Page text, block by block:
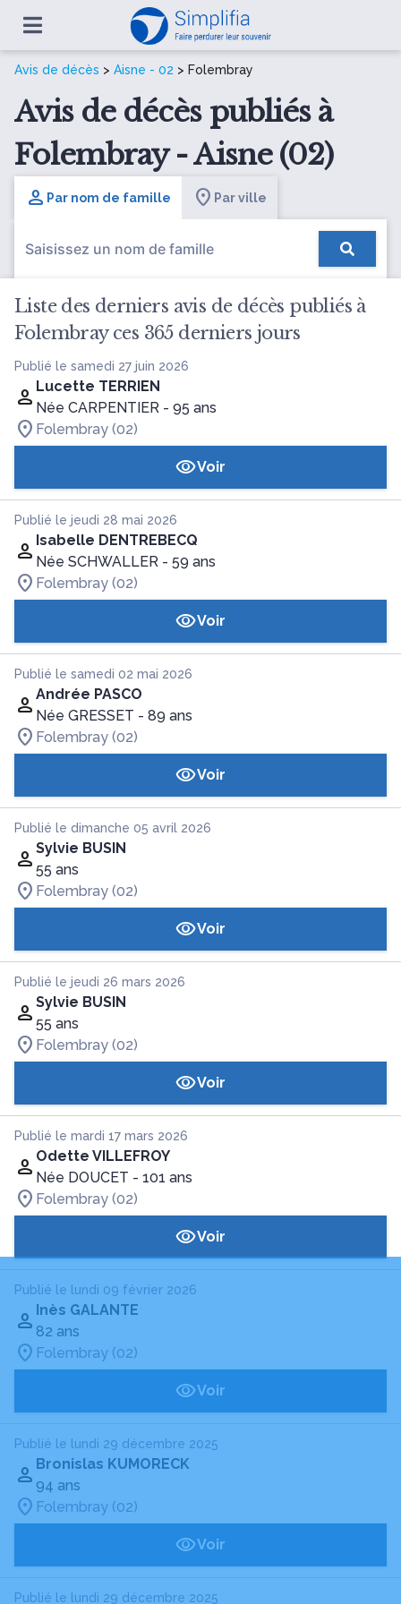
Avis de décès > Aisne - 02 > Folembray
Avis de décès publiés à
Folembray - Aisne (02)
Par nom de famille Par ville
Liste des derniers avis de décès publiés à
Folembray ces 365 derniers jours
Publié le samedi 27 juin 2026
Lucette TERRIEN
Née CARPENTIER - 95 ans
Folembray (02)
Voir
Publié le jeudi 28 mai 2026
Isabelle DENTREBECQ
Née SCHWALLER - 59 ans
Folembray (02)
Voir
Publié le samedi 02 mai 2026
Andrée PASCO
Née GRESSET - 89 ans
Folembray (02)
Voir
Publié le dimanche 05 avril 2026
Sylvie BUSIN
55 ans
Folembray (02)
Voir
Publié le jeudi 26 mars 2026
Sylvie BUSIN
55 ans
Folembray (02)
Voir
Publié le mardi 17 mars 2026
Odette VILLEFROY
Née DOUCET - 101 ans
Folembray (02)
Voir
Publié le lundi 09 février 2026
Inès GALANTE
82 ans
Folembray (02)
Voir
Publié le lundi 29 décembre 2025
Bronislas KUMORECK
94 ans
Folembray (02)
Voir
Publié le lundi 29 décembre 2025